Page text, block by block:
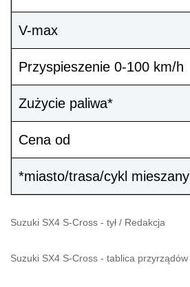
V-max
Przyspieszenie 0-100 km/h
Zużycie paliwa*
Cena od
*miasto/trasa/cykl mieszany
Suzuki SX4 S-Cross - tył / Redakcja
Suzuki SX4 S-Cross - tablica przyrządów